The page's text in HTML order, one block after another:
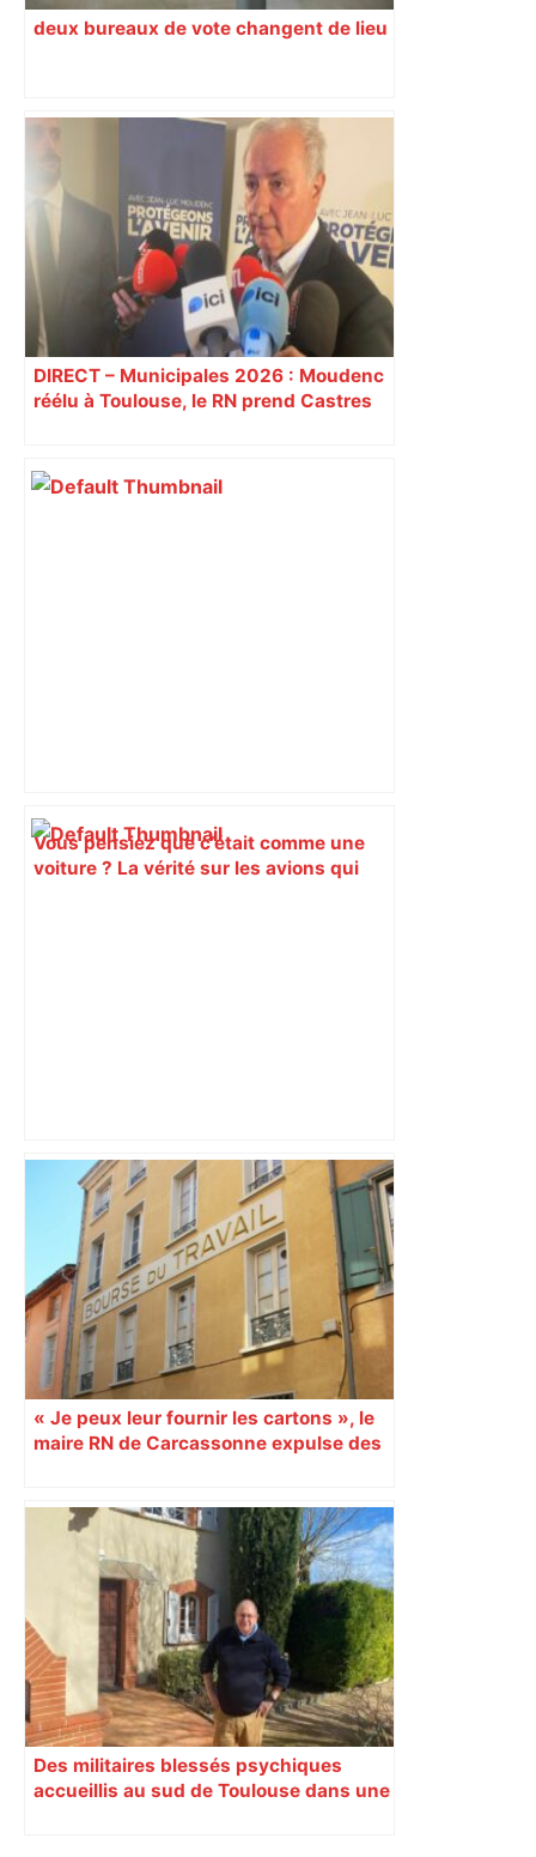
deux bureaux de vote changent de lieu
DIRECT – Municipales 2026 : Moudenc
réélu à Toulouse, le RN prend Castres
Vous pensiez que c’était comme une
voiture ? La vérité sur les avions qui
Capilla en bleu ciel pour combien de
temps encore ? Toulouse et l'UBB aux
aguets – Rugbynistere
« Je peux leur fournir les cartons », le
maire RN de Carcassonne expulse des
Des militaires blessés psychiques
accueillis au sud de Toulouse dans une